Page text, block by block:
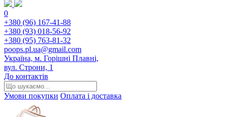
0
+380 (96) 167-41-88
+380 (93) 018-56-92
+380 (95) 763-81-32
poops.pl.ua@gmail.com
Україна, м. Горішні Плавні,
вул. Строни, 1
До контактів
Умови покупки Оплата і доставка